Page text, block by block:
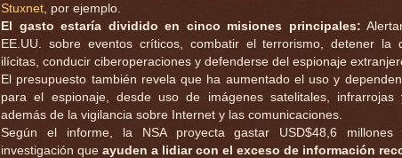
Stuxnet , por ejemplo.
El gasto estaría dividido en cinco misiones principales:
EE.UU. sobre eventos críticos, combatir el terrorismo, detener la
ilícitas, conducir ciberoperaciones y defenderse del espionaje
El presupuesto también revela que ha aumentado el uso y
para el espionaje, desde uso de imágenes satelitales, infrarrojas
además de la vigilancia sobre Internet y las comunicaciones.
Según el informe, la NSA proyecta gastar USD$48,6
investigación que ayuden a lidiar con el exceso de información